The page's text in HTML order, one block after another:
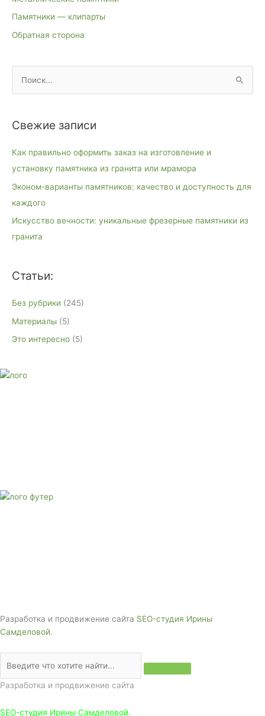
Памятники — клипарты
Обратная сторона
с
Свежие записи
Как правильно оформить заказ на изготовление и
установку памятника из гранита или мрамора
Эконом-варианты памятников: качество и доступность для
каждого
Искусство вечности: уникальные фрезерные памятники из
гранита
Статьи:
Без рубрики (245)
Материалы (5)
Это интересно (5)
Разработка и продвижение сайта SEO-студия Ирины
Самделовой.
Разработка и продвижение сайта
SEO-студия Ирины Самделовой.